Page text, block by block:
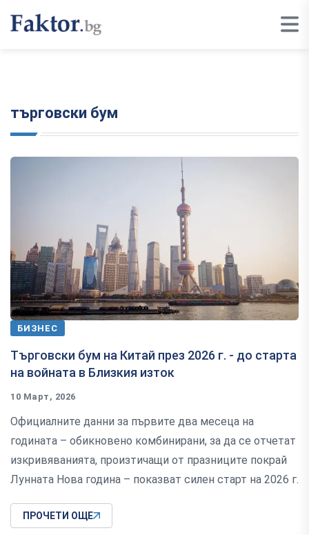
търговски бум
БИЗНЕС
Търговски бум на Китай през 2026 г. - до старта
на войната в Близкия изток
10 Март, 2026
Официалните данни за първите два месеца на
годината – обикновено комбинирани, за да се отчетат
изкривяванията, произтичащи от празниците покрай
Лунната Нова година – показват силен старт на 2026 г.
ПРОЧЕТИ ОЩЕ